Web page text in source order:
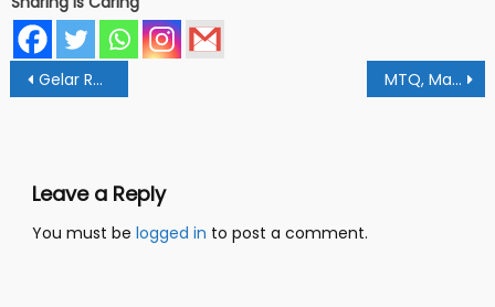
Post
navigation
Gelar Rakon, Fakultas Tarbiyah Berpacu Munculkan Inovasi Pendidikan MTQ, Mahasiswa IAIN Papua Menuju Tingkat Provinsi
Leave a Reply
You must be logged in to post a comment.